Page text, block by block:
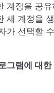
계정을 공
새 계정을
가 선택할
그램에 대